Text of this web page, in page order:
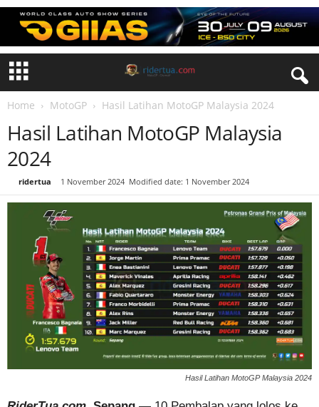
Home MotoGP Hasil Latihan MotoGP Malaysia 2024
Hasil Latihan MotoGP Malaysia
2024
ridertua 1 November 2024 Modified date: 1 November 2024
Hasil Latihan MotoGP Malaysia 2024